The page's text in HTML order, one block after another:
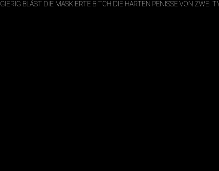
GIERIG BLÄST DIE MASKIERTE BITCH DIE HARTEN PENISSE VON ZWEI